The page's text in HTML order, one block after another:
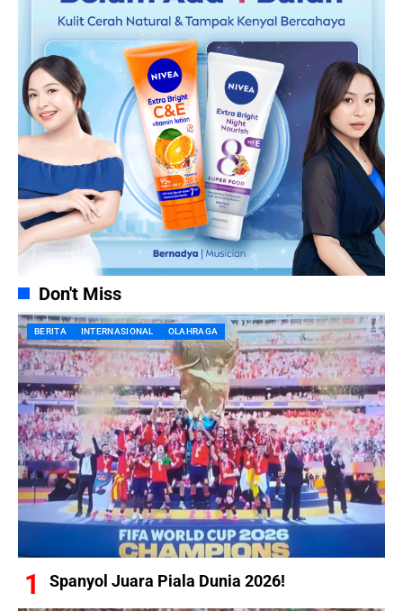
Don't Miss
BERITA INTERNASIONAL OLAHRAGA
Spanyol Juara Piala Dunia 2026!